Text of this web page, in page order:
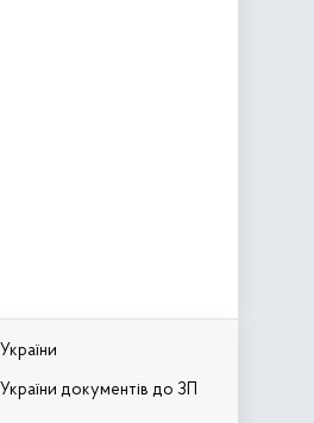
документів до ЗП